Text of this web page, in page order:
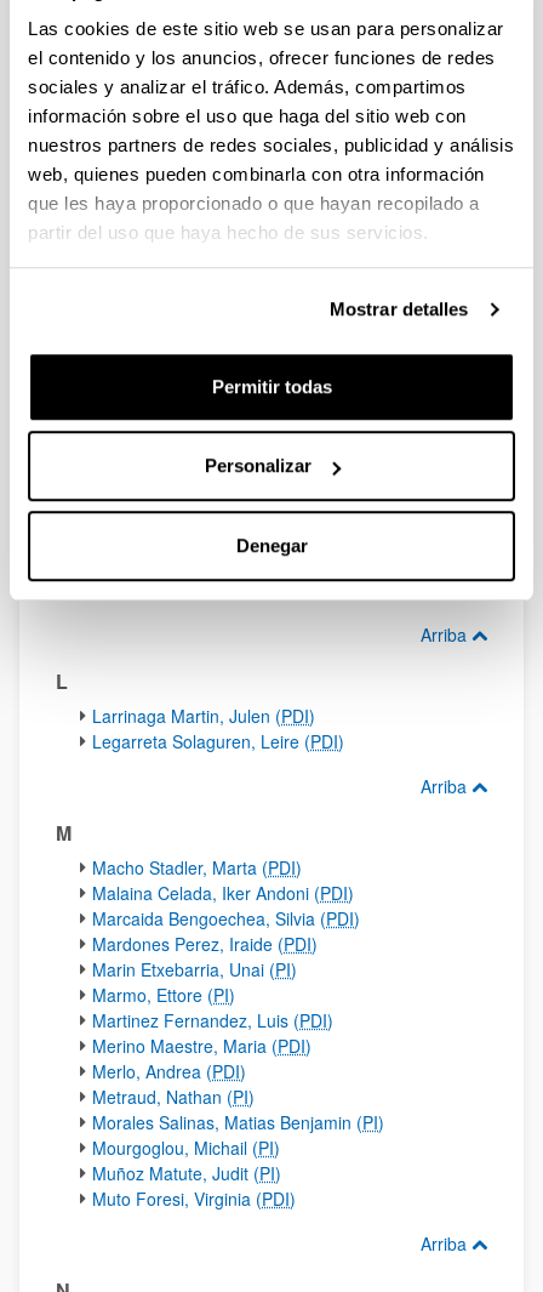
Las cookies de este sitio web se usan para personalizar
el contenido y los anuncios, ofrecer funciones de redes
sociales y analizar el tráfico. Además, compartimos
información sobre el uso que haga del sitio web con
nuestros partners de redes sociales, publicidad y análisis
web, quienes pueden combinarla con otra información
que les haya proporcionado o que hayan recopilado a
partir del uso que haya hecho de sus servicios.
Mostrar detalles
Permitir todas
Personalizar
Denegar
Gonzalvez Martinez, Irene (
Gorria Corres, Carlos (PDI)
Gutierrez Garcia, Francisco Javier (PDI)
Arriba
H
Hernando Rodriguez, Leticia (PDI)
Hoffman, John Loche ( PI )
Ibañez Torres, Raul (PDI)
Ibarreche Olea, Jose Miguel (PDI
K
Karamitros, Anastasios (PI)
Kazachkov Kazachkov, Ilya (
Kopreski, Michael Christopher (PI)
Arriba
L
Larrinaga Martin, Julen (PDI)
Legarreta Solaguren, Leire (PDI)
Arriba
M
Macho Stadler, Marta (PDI)
Malaina Celada, Iker Andoni (PDI)
Marcaida Bengoechea, Silvia (PDI)
Mardones Perez, Iraide (PDI)
Marin Etxebarria, Unai (PI)
Marmo, Ettore (PI)
Martinez Fernandez, Luis (PDI)
Merino Maestre, Maria (PDI)
Merlo, Andrea (PDI)
Metraud, Nathan (PI)
Morales Salinas, Matias Benjamin (PI)
Mourgoglou, Michail (PI)
Muñoz Matute, Judit (PI)
Muto Foresi, Virginia (PDI)
Arriba